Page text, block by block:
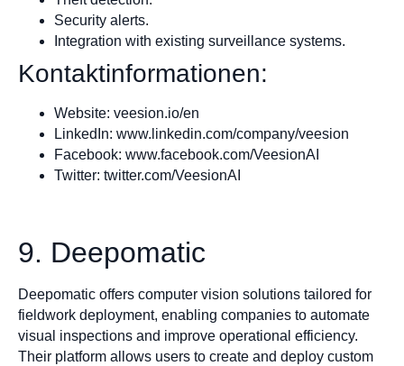
Security alerts.
Integration with existing surveillance systems.
Kontaktinformationen:
Website: veesion.io/en
LinkedIn: www.linkedin.com/company/veesion
Facebook: www.facebook.com/VeesionAI
Twitter: twitter.com/VeesionAI
9. Deepomatic
Deepomatic offers computer vision solutions tailored for
fieldwork deployment, enabling companies to automate
visual inspections and improve operational efficiency.
Their platform allows users to create and deploy custom